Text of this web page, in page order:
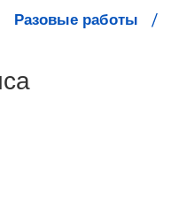
Разовые работы